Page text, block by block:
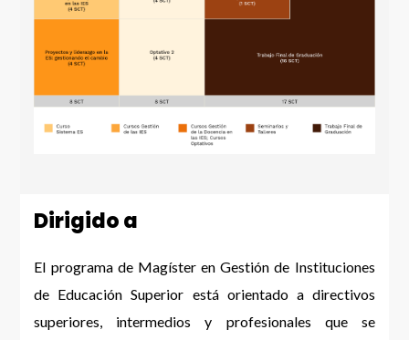
Dirigido a
El programa de Magíster en Gestión de Instituciones
de Educación Superior está orientado a directivos
superiores, intermedios y profesionales que se